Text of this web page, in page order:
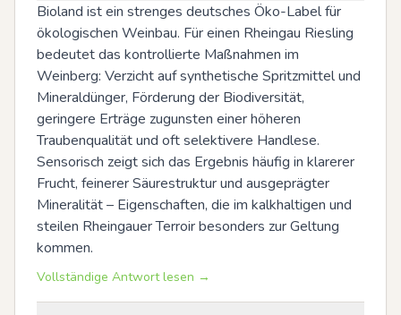
Bioland ist ein strenges deutsches Öko-Label für
ökologischen Weinbau. Für einen Rheingau Riesling
bedeutet das kontrollierte Maßnahmen im
Weinberg: Verzicht auf synthetische Spritzmittel und
Mineraldünger, Förderung der Biodiversität,
geringere Erträge zugunsten einer höheren
Traubenqualität und oft selektivere Handlese.
Sensorisch zeigt sich das Ergebnis häufig in klarerer
Frucht, feinerer Säurestruktur und ausgeprägter
Mineralität – Eigenschaften, die im kalkhaltigen und
steilen Rheingauer Terroir besonders zur Geltung
kommen.
Vollständige Antwort lesen →